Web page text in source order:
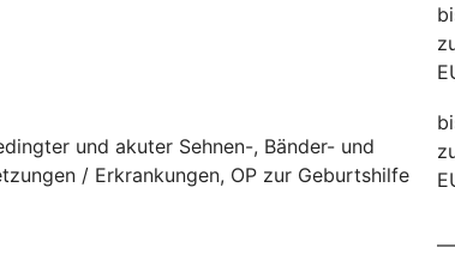
und akuter Sehnen-, Bänder- und
/ Erkrankungen, OP zur Geburtshilfe
—